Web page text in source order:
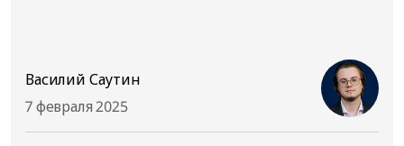
Василий Саутин
7 февраля 2025